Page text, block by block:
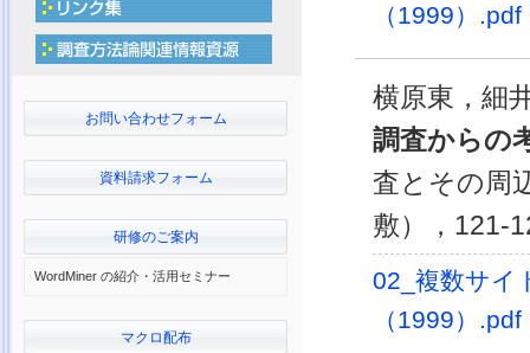
お問い合わせフォーム
資料請求フォーム
研修のご案内
WordMiner の紹介・活用セミナー
マクロ配布
（1999）.pdf
横原東，細
調査からの
査とその周
敷），121-
02_複数サイ
（1999）.pdf